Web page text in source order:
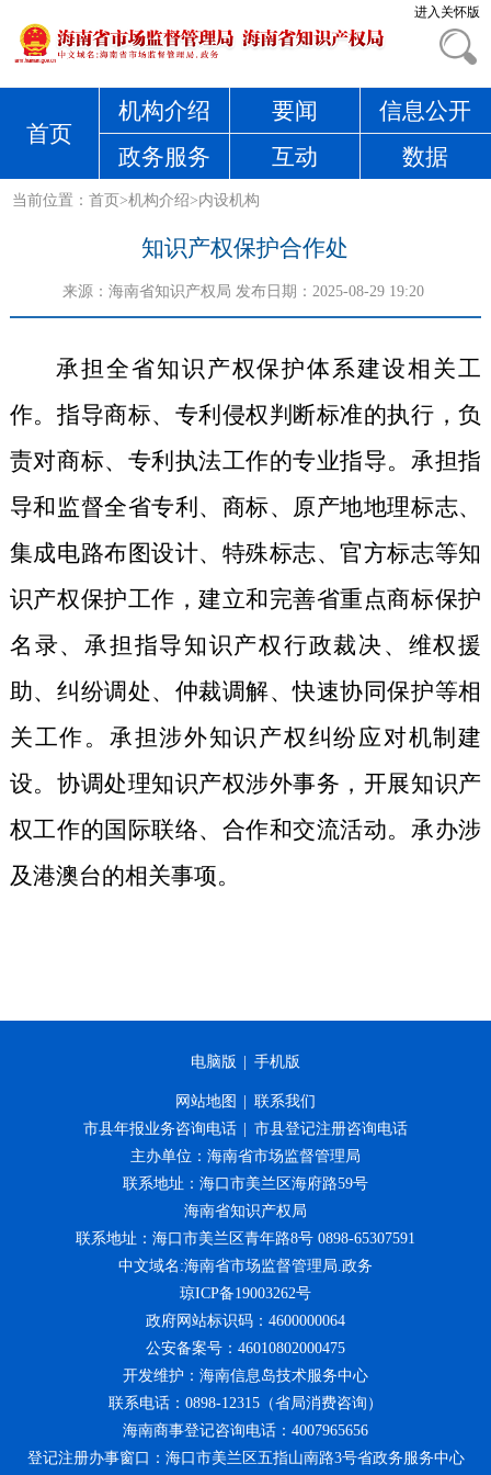
进入关怀版
首页
机构介绍 要闻
信息公开
政务服务
互动 数据
当前位置：首页>机构介绍>内设机构
知识产权保护合作处
来源： 海南省知识产权局 发布日期：2025-08-29 19:20
承担全省知识产权保护体系建设相关工
作。指导商标、专利侵权判断标准的执行，负
责对商标、专利执法工作的专业指导。承担指
导和监督全省专利、商标、原产地地理标志、
集成电路布图设计、特殊标志、官方标志等知
识产权保护工作，建立和完善省重点商标保护
名录、承担指导知识产权行政裁决、维权援
助、纠纷调处、仲裁调解、快速协同保护等相
关工作。承担涉外知识产权纠纷应对机制建
设。协调处理知识产权涉外事务，开展知识产
权工作的国际联络、合作和交流活动。承办涉
及港澳台的相关事项。
电脑版 手机版
网站地图
联系我们
市县年报业务咨询电话
市县登记注册咨询电话
主办单位：海南省市场监督管理局
联系地址：海口市美兰区海府路59号
海南省知识产权局
联系地址：海口市美兰区青年路8号 0898-65307591
中文域名:海南省市场监督管理局.政务
琼ICP备19003262号
政府网站标识码：4600000064
公安备案号：46010802000475
开发维护：海南信息岛技术服务中心
联系电话：0898-12315（省局消费咨询）
海南商事登记咨询电话：4007965656
登记注册办事窗口：海口市美兰区五指山南路3号省政务服务中心